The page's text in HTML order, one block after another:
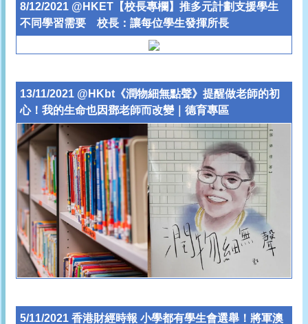
8/12/2021 @HKET【校長專欄】推多元計劃支援學生
不同學習需要 校長：讓每位學生發揮所長
13/11/2021 @HKbt《潤物細無點聲》提醒做老師的初
心！我的生命也因鄧老師而改變｜德育專區
5/11/2021 香港財經時報 小學都有學生會選舉！將軍澳